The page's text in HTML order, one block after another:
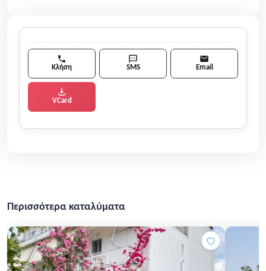
Κλήση SMS Email
VCard
Περισσότερα καταλύματα